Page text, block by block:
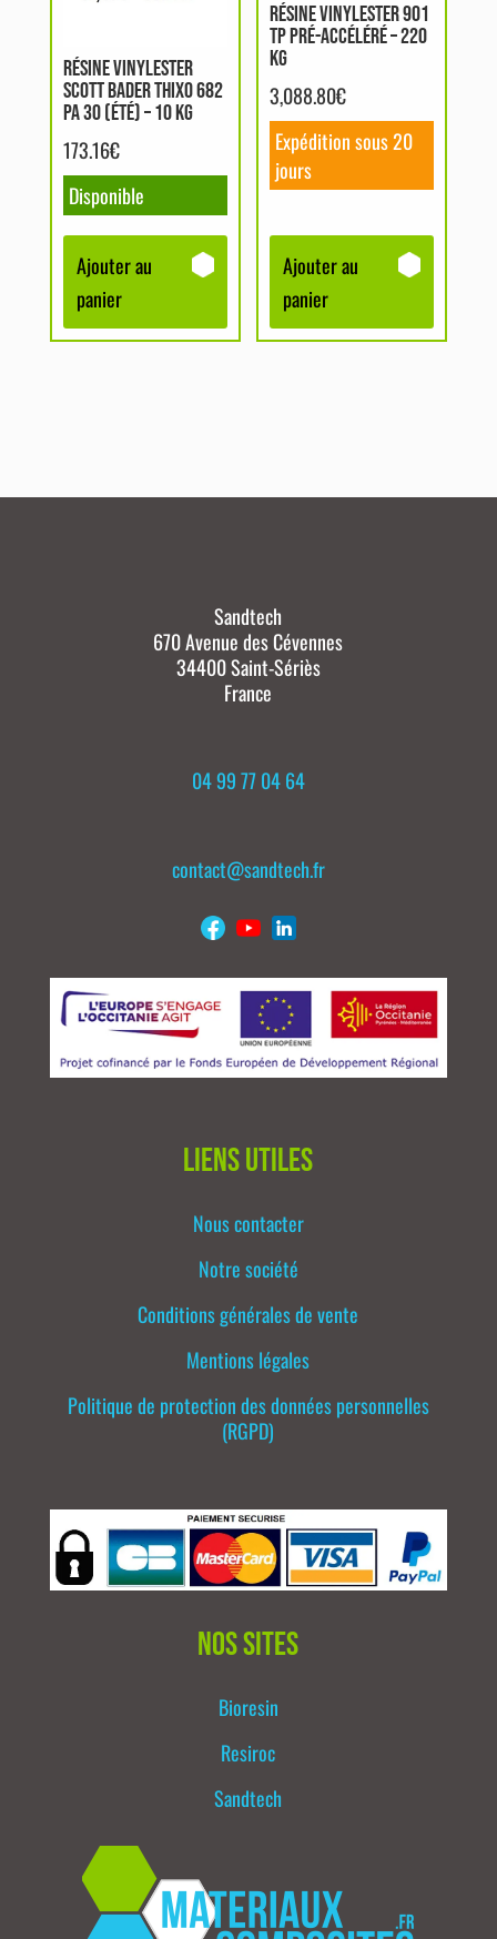
RÉSINE VINYLESTER
SCOTT BADER THIXO 682
PA 30 (ÉTÉ) – 10 KG
173.16€
Disponible
Ajouter au
panier
RÉSINE VINYLESTER 901
TP PRÉ-ACCÉLÉRÉ – 220
KG
3,088.80€
Expédition sous 20
jours
Ajouter au
panier
Sandtech
670 Avenue des Cévennes
34400 Saint-Sériès
France
04 99 77 04 64
contact@sandtech.fr
Liens utiles
Nous contacter
Notre société
Conditions générales de vente
Mentions légales
Politique de protection des données personnelles
(RGPD)
Nos sites
Bioresin
Resiroc
Sandtech